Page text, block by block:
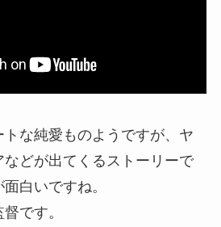
な純愛ものようですが、ヤ
などが出てくるストーリーで
白いですね。
です。